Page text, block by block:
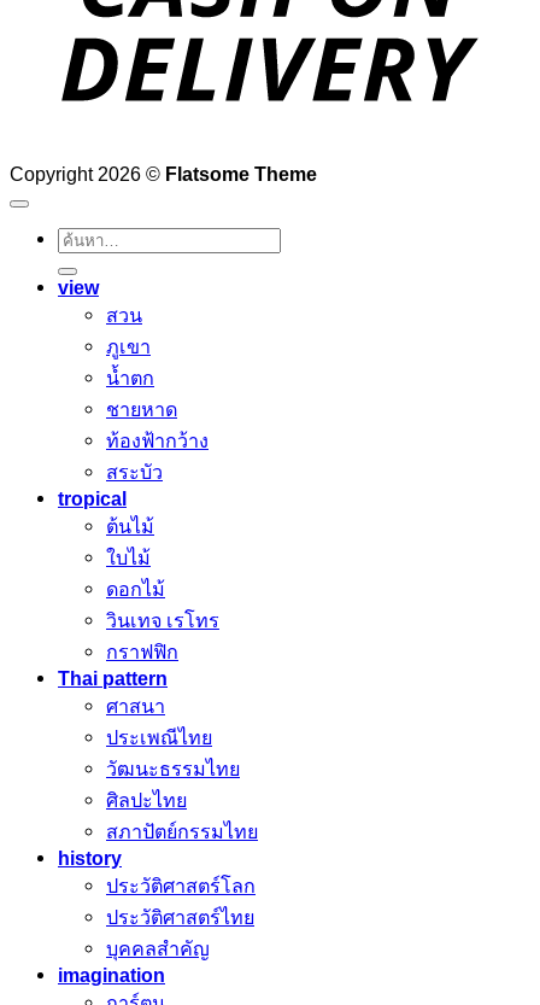
Copyright 2026 © Flatsome Theme
ค้นหา:
view
สวน
ภูเขา
น้ำตก
ชายหาด
ท้องฟ้ากว้าง
สระบัว
tropical
ต้นไม้
ใบไม้
ดอกไม้
วินเทจ เรโทร
กราฟฟิก
Thai pattern
ศาสนา
ประเพณีไทย
วัฒนะธรรมไทย
ศิลปะไทย
สภาปัตย์กรรมไทย
history
ประวัติศาสตร์โลก
ประวัติศาสตร์ไทย
บุคคลสำคัญ
imagination